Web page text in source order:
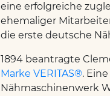
eine erfolgreiche
ehemaliger
die erste deutsche
1894 beantragte
Marke VERITAS®.
Nähmaschinenwerk